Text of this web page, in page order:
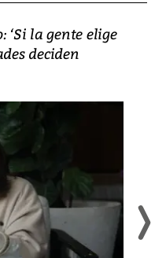
‘Si la gente elige
deciden